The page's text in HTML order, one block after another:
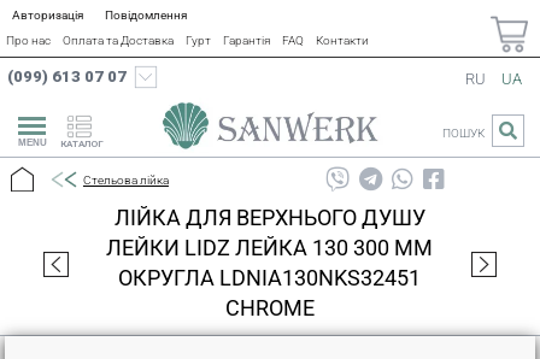
Авторизація
Повідомлення
Про нас
Оплата та Доставка Гурт Гарантія FAQ Контакти
(099) 613 07 07
КАТАЛОГ
RU UA
ПОШУК
Стельова лійка
ЛІЙКА ДЛЯ ВЕРХНЬОГО ДУШУ
ЛЕЙКИ LIDZ ЛЕЙКА 130 300 ММ
ОКРУГЛА LDNIA130NKS32451
CHROME